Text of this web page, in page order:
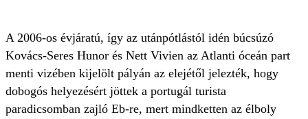
A 2006-os évjáratú, így az utánpótlástól idén búcsúzó
Kovács-Seres Hunor és Nett Vivien az Atlanti óceán part
menti vizében kijelölt pályán az elejétől jelezték, hogy
dobogós helyezésért jöttek a portugál turista
paradicsomban zajló Eb-re, mert mindketten az élboly